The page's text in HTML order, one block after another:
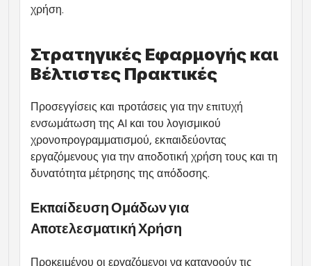
χρήση.
Στρατηγικές Εφαρμογής και
Βέλτιστες Πρακτικές
Προσεγγίσεις και προτάσεις για την επιτυχή
ενσωμάτωση της AI και του λογισμικού
χρονοπρογραμματισμού, εκπαιδεύοντας
εργαζόμενους για την αποδοτική χρήση τους και τη
δυνατότητα μέτρησης της απόδοσης.
Εκπαίδευση Ομάδων για
Αποτελεσματική Χρήση
Προκειμένου οι εργαζόμενοι να κατανοούν τις